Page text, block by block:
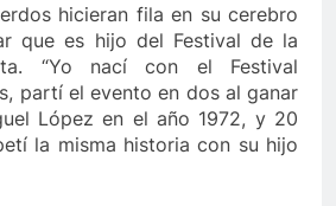
hicieran fila en su cerebro
que es hijo del Festival de la
“Yo nací con el Festival
partí el evento en dos al ganar
López en el año 1972, y 20
la misma historia con su hijo